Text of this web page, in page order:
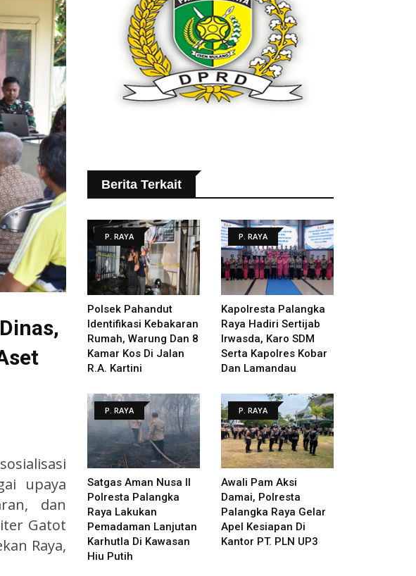
upaya
dan
Gatot
Raya,
Berita Terkait
P. RAYA
Polsek Pahandut
Identifikasi Kebakaran
Rumah, Warung Dan 8
Kamar Kos Di Jalan
R.A. Kartini
P. RAYA
Kapolresta Palangka
Raya Hadiri Sertijab
Irwasda, Karo SDM
Serta Kapolres Kobar
Dan Lamandau
P. RAYA
Satgas Aman Nusa II
Polresta Palangka
Raya Lakukan
Pemadaman Lanjutan
Karhutla Di Kawasan
Hiu Putih
P. RAYA
Awali Pam Aksi
Damai, Polresta
Palangka Raya Gelar
Apel Kesiapan Di
Kantor PT. PLN UP3